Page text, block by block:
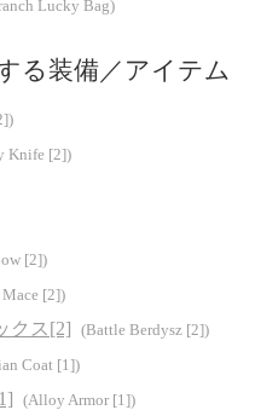
Lucky Bag)
る装備／アイテム
Knife [2])
[2])
Mace [2])
クス[2] (Battle Berdysz [2])
Coat [1])
(Alloy Armor [1])